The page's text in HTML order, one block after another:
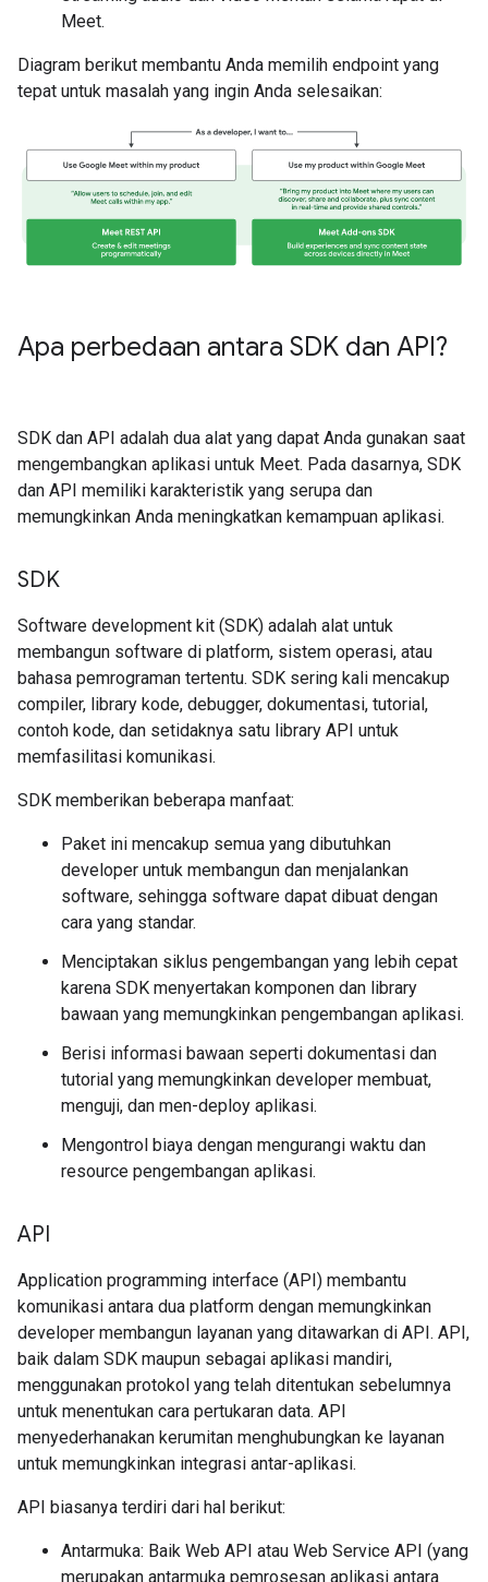
Meet.
Diagram berikut membantu Anda memilih endpoint yang
tepat untuk masalah yang ingin Anda selesaikan:
Apa perbedaan antara SDK dan API?
SDK dan API adalah dua alat yang dapat Anda gunakan saat
mengembangkan aplikasi untuk Meet. Pada dasarnya, SDK
dan API memiliki karakteristik yang serupa dan
memungkinkan Anda meningkatkan kemampuan aplikasi.
SDK
Software development kit (SDK) adalah alat untuk
membangun software di platform, sistem operasi, atau
bahasa pemrograman tertentu. SDK sering kali mencakup
compiler, library kode, debugger, dokumentasi, tutorial,
contoh kode, dan setidaknya satu library API untuk
memfasilitasi komunikasi.
SDK memberikan beberapa manfaat:
Paket ini mencakup semua yang dibutuhkan
developer untuk membangun dan menjalankan
software, sehingga software dapat dibuat dengan
cara yang standar.
Menciptakan siklus pengembangan yang lebih cepat
karena SDK menyertakan komponen dan library
bawaan yang memungkinkan pengembangan aplikasi.
Berisi informasi bawaan seperti dokumentasi dan
tutorial yang memungkinkan developer membuat,
menguji, dan men-deploy aplikasi.
Mengontrol biaya dengan mengurangi waktu dan
resource pengembangan aplikasi.
API
Application programming interface (API) membantu
komunikasi antara dua platform dengan memungkinkan
developer membangun layanan yang ditawarkan di API. API,
baik dalam SDK maupun sebagai aplikasi mandiri,
menggunakan protokol yang telah ditentukan sebelumnya
untuk menentukan cara pertukaran data. API
menyederhanakan kerumitan menghubungkan ke layanan
untuk memungkinkan integrasi antar-aplikasi.
API biasanya terdiri dari hal berikut:
Antarmuka: Baik Web API atau Web Service API (yang
merupakan antarmuka pemrosesan aplikasi antara